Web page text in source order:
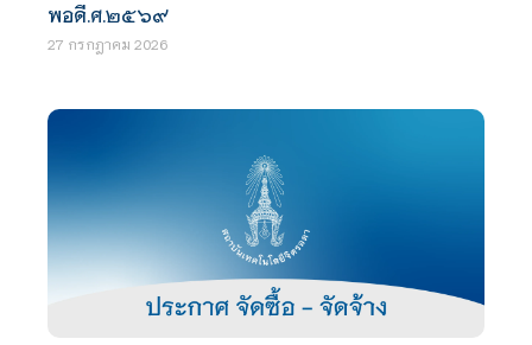
พอดี.ศ.๒๕๖๙
27 กรกฎาคม 2026